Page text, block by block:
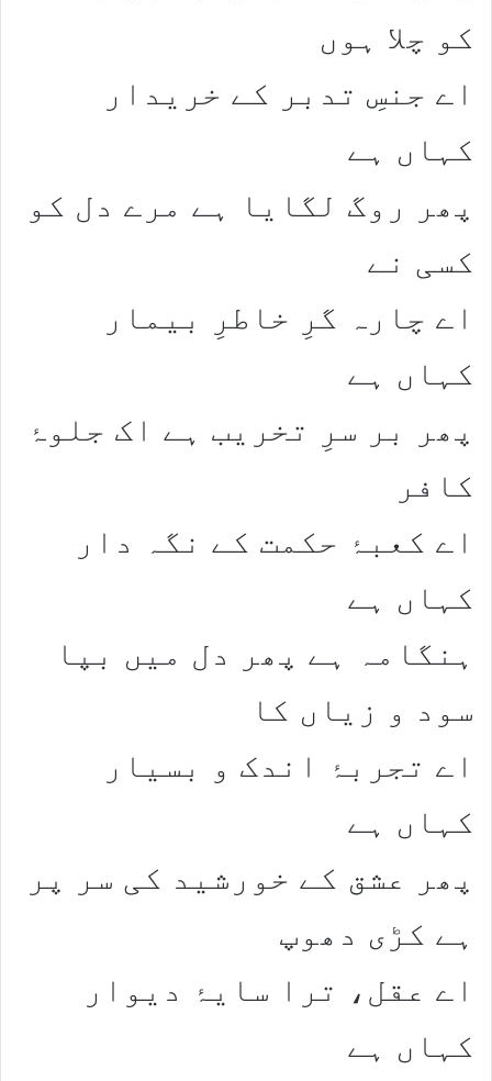
کو چلا ہوں​
اے جنسِ تدبر کے خریدار
کہاں ہے​
​پھر روگ لگایا ہے مرے دل کو
کسی نے​
اے چارہ گرِ خاطرِ بیمار
کہاں ہے​
​پھر بر سرِ تخریب ہے اک جلوۂ
کافر​
اے کعبۂ حکمت کے نگہ دار
کہاں ہے​
​ہنگامہ ہے پھر دل میں بپا
سود و زیاں کا​
اے تجربۂ اندک و بسیار
کہاں ہے​
​پھر عشق کے خورشید کی سر پر
ہے کڑی دھوپ​
اے عقل، ترا سایۂ دیوار
کہاں ہے​